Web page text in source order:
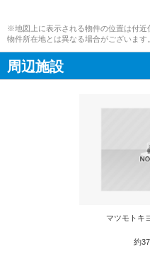
※地図上に表示される物件の位置は付
物件所在地とは異なる場合がございます。
周辺施設
マツモトキ
約